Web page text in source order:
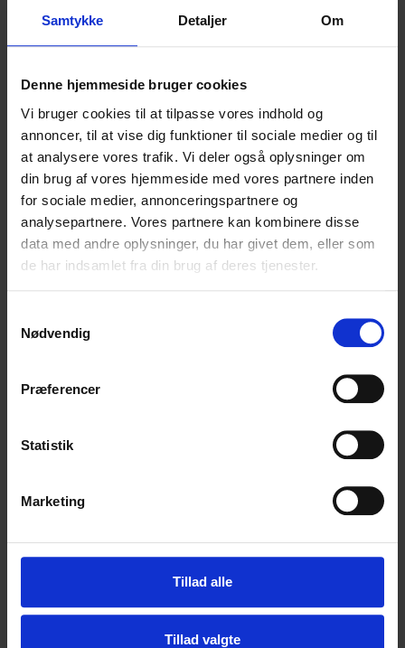
Samtykke Detaljer Om
Denne hjemmeside bruger cookies
Vi bruger cookies til at tilpasse vores indhold og
annoncer, til at vise dig funktioner til sociale medier og til
at analysere vores trafik. Vi deler også oplysninger om
din brug af vores hjemmeside med vores partnere inden
for sociale medier, annonceringspartnere og
analysepartnere. Vores partnere kan kombinere disse
data med andre oplysninger, du har givet dem, eller som
de har indsamlet fra din brug af deres tjenester.
Nødvendig
Præferencer
Statistik
Marketing
Tillad alle
Tillad valgte
AFVIKLEDE REJSER
GENEREL INFO
FORSIKRING – AFBESTILLING
FORSIKRING – REJSE
KONTAKTINFO
GODE RÅD OG INFO
BETINGELSER
PRIVATLIVSPOLITIK
OM VITO MC TOURS
KONTAKT
ALLE TURE
DANMARK
NEW ZEALAND
PORTUGAL
SPANIEN
TYSKLAND
HARLEY DAVIDSON
BESTIL EGEN TUR